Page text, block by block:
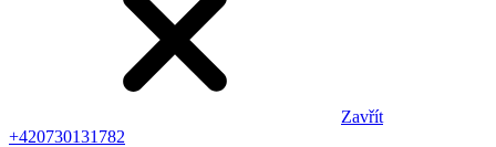
Zavřít
+420730131782